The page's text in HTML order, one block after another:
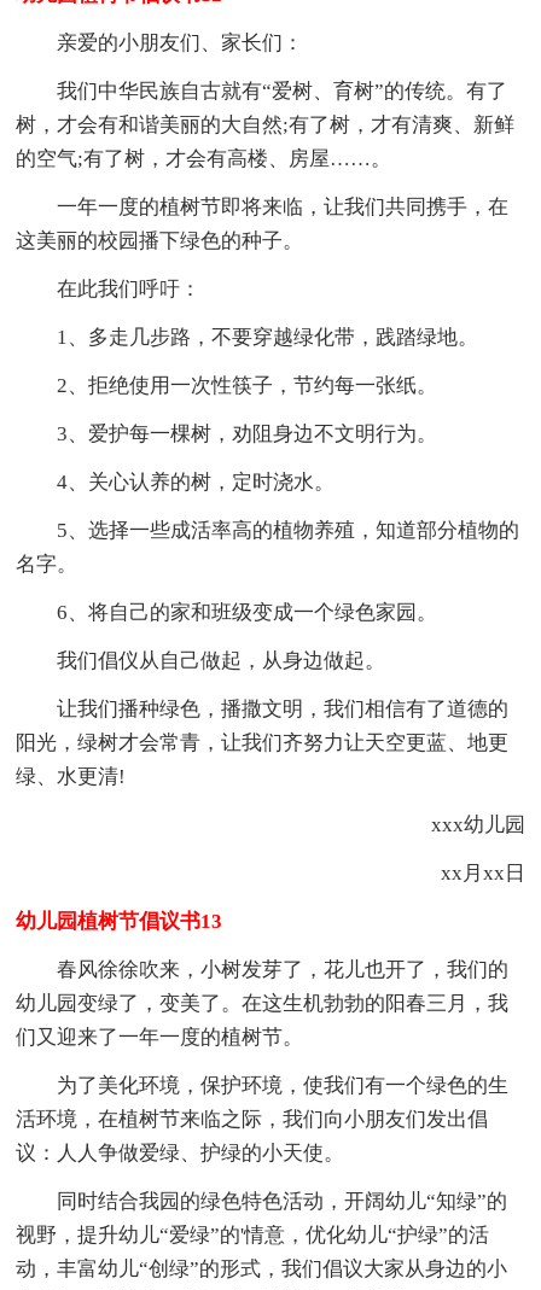
亲爱的小朋友们、家长们：
我们中华民族自古就有“爱树、育树”的传统。有了
树，才会有和谐美丽的大自然;有了树，才有清爽、新鲜
的空气;有了树，才会有高楼、房屋……。
一年一度的植树节即将来临，让我们共同携手，在
这美丽的校园播下绿色的种子。
在此我们呼吁：
1、多走几步路，不要穿越绿化带，践踏绿地。
2、拒绝使用一次性筷子，节约每一张纸。
3、爱护每一棵树，劝阻身边不文明行为。
4、关心认养的树，定时浇水。
5、选择一些成活率高的植物养殖，知道部分植物的
名字。
6、将自己的家和班级变成一个绿色家园。
我们倡仪从自己做起，从身边做起。
让我们播种绿色，播撒文明，我们相信有了道德的
阳光，绿树才会常青，让我们齐努力让天空更蓝、地更
绿、水更清!
xxx幼儿园
xx月xx日
幼儿园植树节倡议书13
春风徐徐吹来，小树发芽了，花儿也开了，我们的
幼儿园变绿了，变美了。在这生机勃勃的阳春三月，我
们又迎来了一年一度的植树节。
为了美化环境，保护环境，使我们有一个绿色的生
活环境，在植树节来临之际，我们向小朋友们发出倡
议：人人争做爱绿、护绿的小天使。
同时结合我园的绿色特色活动，开阔幼儿“知绿”的
视野，提升幼儿“爱绿”的'情意，优化幼儿“护绿”的活
动，丰富幼儿“创绿”的形式，我们倡议大家从身边的小